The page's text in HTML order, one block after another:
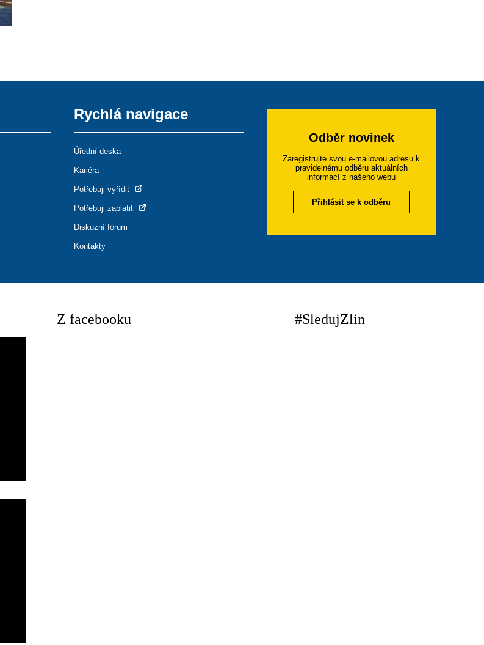
Rychlá navigace
Úřední deska
Kariéra
Potřebuji vyřídit
Potřebuji zaplatit
Diskuzní fórum
Kontakty
Odběr novinek
Zaregistrujte svou e-mailovou adresu k
pravidelnému odběru aktuálních
informací z našeho webu
Přihlásit se k odběru
Z facebooku #SledujZlin